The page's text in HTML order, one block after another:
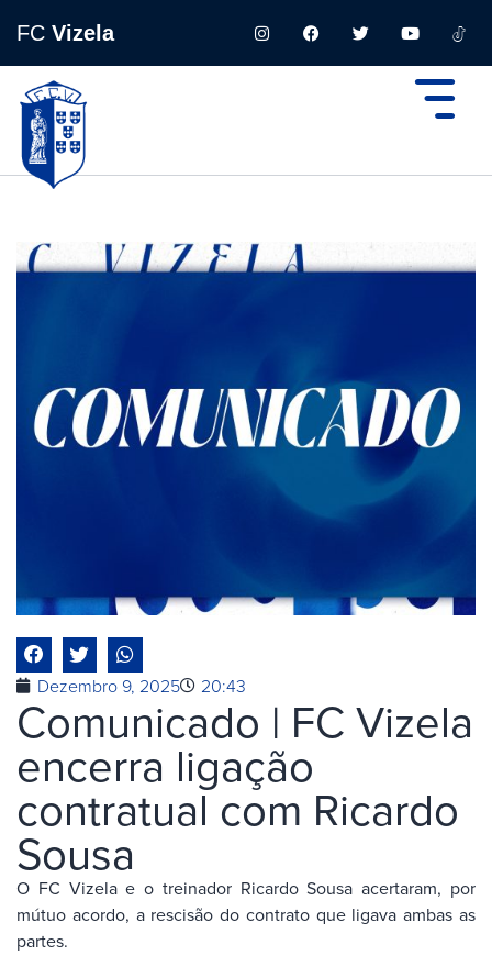
FC Vizela
Dezembro 9, 2025 20:43
Comunicado | FC Vizela
encerra ligação
contratual com Ricardo
Sousa
O FC Vizela e o treinador Ricardo Sousa acertaram, por
mútuo acordo, a rescisão do contrato que ligava ambas as
partes.